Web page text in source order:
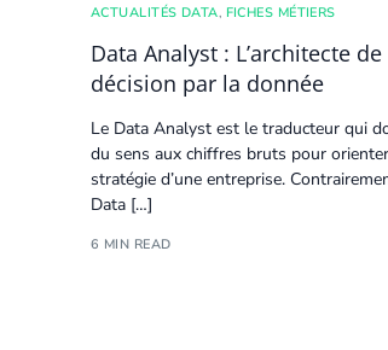
ACTUALITÉS DATA, FICHES MÉTIERS
Data Analyst : L’architecte de
décision par la donnée
Le Data Analyst est le traducteur qui
du sens aux chiffres bruts pour
stratégie d’une entreprise.
Data […]
6 MIN READ